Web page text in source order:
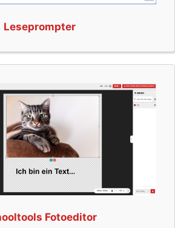
Leseprompter
Fotoeditor